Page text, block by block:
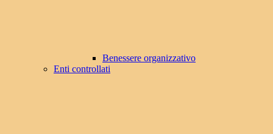
Benessere organizzativo
Enti controllati